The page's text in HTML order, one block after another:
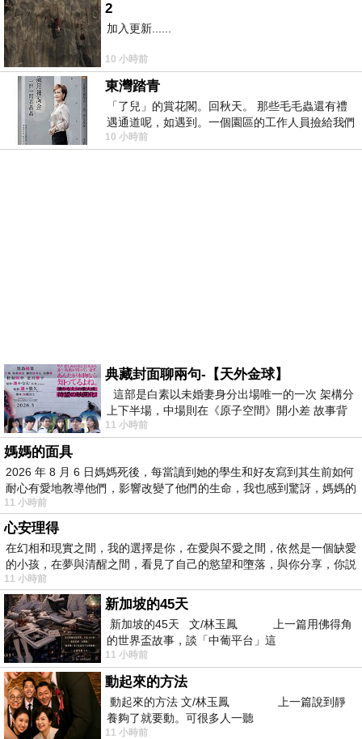
2
加入更新......
10 小時前
東灣踏青
「了兒」的賞花閣。回秋天。 那些毛毛蟲還有禮
遇通道呢，如遇到。一個園區的工作人員撿給我們
細賞。
10 小時前
典藏封面聊兩句-【天外金球】
這部是白素以未婚妻身分出場唯一的一次 架構分
上下半場，中場則在《原子空間》開小差 故事背
景影射西藏境外流亡 地下組織
11 小時前
媽媽的面具
2026 年 8 月 6 日媽媽死後，每當讀到她的學生和好友寫到其生前如何
耐心有愛地教導他們，影響改變了他們的生命，我也感到驚訝，媽媽的
11 小時前
心安理得
在幻相和現實之間，我的選擇是你，在愛與不愛之間，依然是一個缺愛
的小孩，在夢與清醒之間，看見了自己的慾望和墮落，與你分享，你説
11 小時前
新加坡的45天
新加坡的45天 文/林玉鳳 上一篇用佛得角
的世界盃故事，談「中葡平台」這
11 小時前
動起來的方法
動起來的方法 文/林玉鳳 上一篇說到靜
養夠了就要動。可很多人一聽
11 小時前